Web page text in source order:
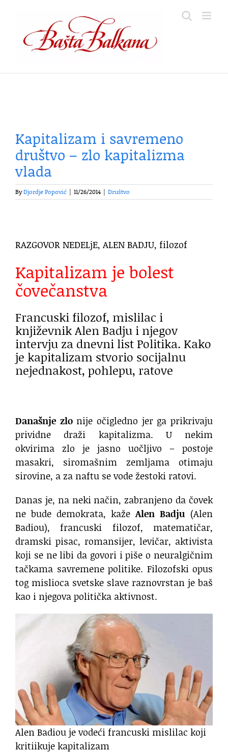
content
Kapitalizam i savremeno
društvo – zlo kapitalizma
vlada
ByDjordje Popović 11/26/2014 Društvo
RAZGOVOR NEDELjE, ALEN BADJU, filozof
Kapitalizam je bolest
čovečanstva
Francuski filozof, mislilac i
književnik Alen Badju i njegov
intervju za dnevni list Politika. Kako
je kapitalizam stvorio socijalnu
nejednakost, pohlepu, ratove
Današnje zlonije očigledno jer ga prikrivaju
prividne draži kapitalizma. U nekim
okvirima zlo je jasno uočljivo – postoje
masakri, siromašnim zemljama otimaju
sirovine, a za naftu se vode žestoki ratovi.
Danas je, na neki način, zabranjeno da čovek
ne bude demokrata, kažeAlen Badju (Alen
Badiou), francuski filozof, matematičar,
dramski pisac, romansijer, levičar, aktivista
koji se ne libi da govori i piše o neuralgičnim
tačkama savremene politike. Filozofski opus
tog mislioca svetske slave raznovrstan je baš
kao i njegova politička aktivnost.
Alen Badiou je vodeći francuski mislilac koji
kritiikuje kapitalizam